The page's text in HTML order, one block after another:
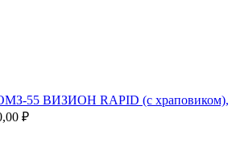
55 ВИЗИОН RAPID (с храповиком),
₽